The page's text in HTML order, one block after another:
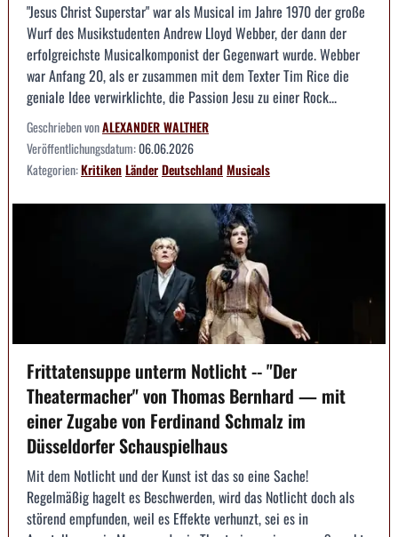
"Jesus Christ Superstar" war als Musical im Jahre 1970 der große
Wurf des Musikstudenten Andrew Lloyd Webber, der dann der
erfolgreichste Musicalkomponist der Gegenwart wurde. Webber
war Anfang 20, als er zusammen mit dem Texter Tim Rice die
geniale Idee verwirklichte, die Passion Jesu zu einer Rock...
Geschrieben vonALEXANDER WALTHER
Veröffentlichungsdatum:06.06.2026
Kategorien:KritikenLänderDeutschlandMusicals
Frittatensuppe unterm Notlicht -- "Der
Theatermacher" von Thomas Bernhard — mit
einer Zugabe von Ferdinand Schmalz im
Düsseldorfer Schauspielhaus
Mit dem Notlicht und der Kunst ist das so eine Sache!
Regelmäßig hagelt es Beschwerden, wird das Notlicht doch als
störend empfunden, weil es Effekte verhunzt, sei es in